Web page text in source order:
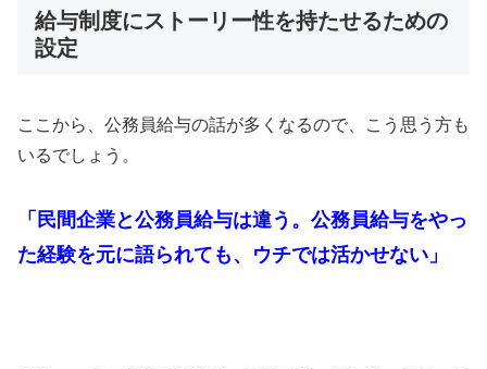
給与制度にストーリー性を持たせるための
設定
ここから、公務員給与の話が多くなるので、こう思う方も
いるでしょう。
「民間企業と公務員給与は違う。公務員給与をやっ
た経験を元に語られても、ウチでは活かせない」